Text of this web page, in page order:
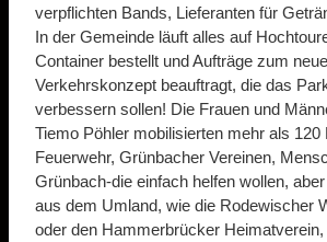
verpflichten Bands, Lieferanten für
In der Gemeinde läuft alles auf
Container bestellt und Aufträge zum
Verkehrskonzept beauftragt, die das
verbessern sollen! Die Frauen und
Tiemo Pöhler mobilisierten mehr als 120
Feuerwehr, Grünbacher Vereinen,
Grünbach-die einfach helfen wollen,
aus dem Umland, wie die Rodewischer
oder den Hammerbrücker